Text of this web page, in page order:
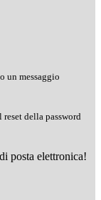
un messaggio
della password
posta elettronica!